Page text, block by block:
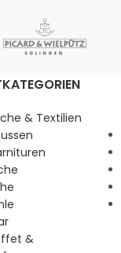
& Textilien
&